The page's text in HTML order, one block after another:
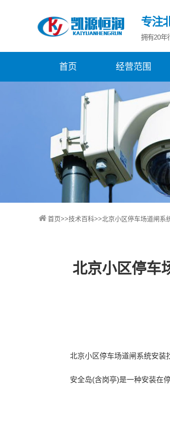
专注
拥有20年
首页 经营范围
首页>>技术百科>>北京小区停车场道闸系
北京小区停车
北京小区停车场道闸系统安装
安全岛(含岗亭)是一种安装在